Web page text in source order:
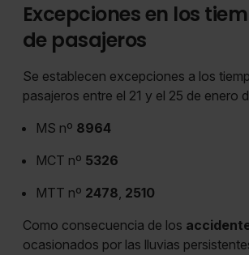
Excepciones en los
de pasajeros
Se establecen excepciones a los
pasajeros entre el 21 y el 25 de enero
MS nº 8964
MCT nº 5326
MTT nº 2478, 2510
Como consecuencia de los
ocasionados por las lluvias